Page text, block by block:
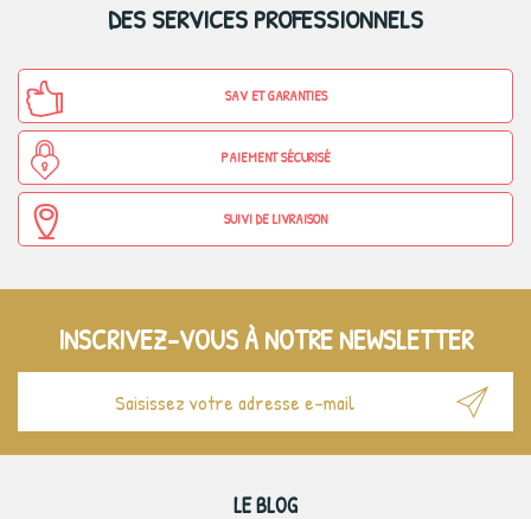
DES SERVICES PROFESSIONNELS
SAV ET GARANTIES
PAIEMENT SÉCURISÉ
SUIVI DE LIVRAISON
INSCRIVEZ-VOUS À NOTRE NEWSLETTER
LE BLOG